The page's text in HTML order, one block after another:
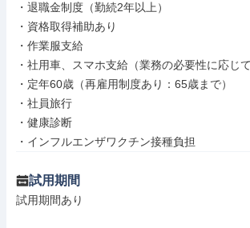
・退職金制度（勤続2年以上）
・資格取得補助あり
・作業服支給
・社用車、スマホ支給（業務の必要性に応じて
・定年60歳（再雇用制度あり：65歳まで）
・社員旅行
・健康診断
・インフルエンザワクチン接種負担
試用期間
試用期間あり